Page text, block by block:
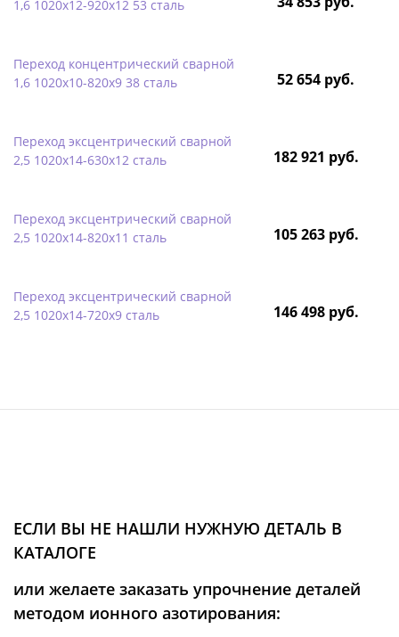
1,6 1020х12-920х12 53 сталь
Переход концентрический сварной
1,6 1020х10-820х9 38 сталь
52 654 руб.
Переход эксцентрический сварной
2,5 1020х14-630х12 сталь
182 921 руб.
Переход эксцентрический сварной
2,5 1020х14-820х11 сталь
105 263 руб.
Переход эксцентрический сварной
2,5 1020х14-720х9 сталь
146 498 руб.
ЕСЛИ ВЫ НЕ НАШЛИ НУЖНУЮ ДЕТАЛЬ В
КАТАЛОГЕ
или желаете заказать упрочнение деталей
методом ионного азотирования: